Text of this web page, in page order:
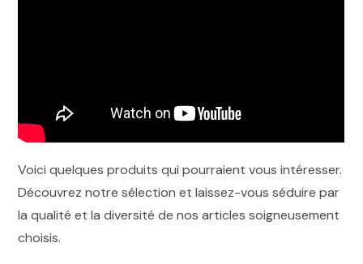
Voici quelques produits qui pourraient vous intéresser.
Découvrez notre sélection et laissez-vous séduire par
la qualité et la diversité de nos articles soigneusement
choisis.